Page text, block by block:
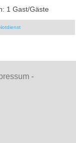
1 Gast/Gäste
-